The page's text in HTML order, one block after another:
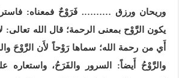
وريحان ورزق ………. فَرَوْحٌ فمعناه:
يكون الرَّوْح بمعنى الرحمة؛ قال الله تعالى:
أَي من رحمة الله؛ سماها رَوْحاً لأَن الرَّوْحَ
والرَّوْحُ أَيضاً: السرور والفَرَحُ، واستعاره